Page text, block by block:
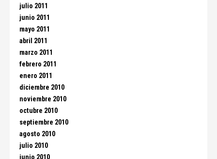
julio 2011
junio 2011
mayo 2011
abril 2011
marzo 2011
febrero 2011
enero 2011
diciembre 2010
noviembre 2010
octubre 2010
septiembre 2010
agosto 2010
julio 2010
junio 2010